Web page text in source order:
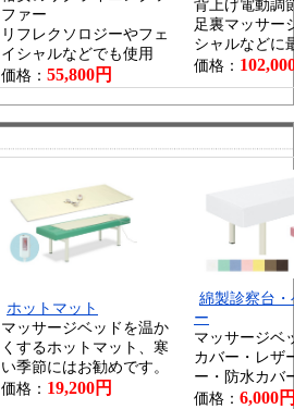
ファー
リフレクソロジーやフェ
イシャルなどでも使用
価格： 55,800円
背上げ電動調
足裏マッサー
シャルなどに
価格：
ホットマット
マッサージベッドを温か
くするホットマット、寒
い季節にはお勧めです。
価格： 19,200円
綿製診察台
ー
マッサージベ
カバー・レザ
ー・防水カバ
価格： 6,000